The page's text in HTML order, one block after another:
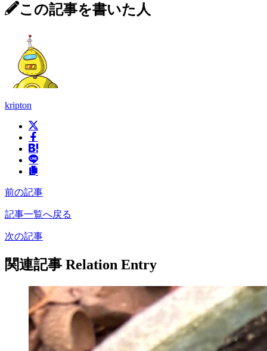
この記事を書いた人
kripton
前の記事
記事一覧へ戻る
次の記事
関連記事 Relation Entry